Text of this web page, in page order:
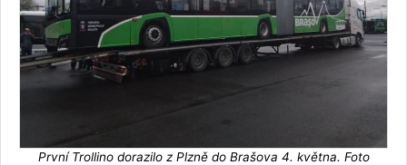
První Trollino dorazilo z Plzně do Brašova 4. května. Foto